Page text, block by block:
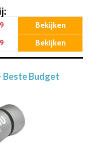
Bekijken
Bekijken
Beste Budget